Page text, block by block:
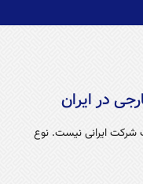
در ایران
شرکت ایرانی نیست. نوع